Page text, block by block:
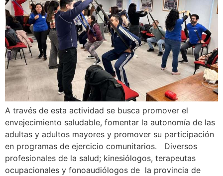
A través de esta actividad se busca promover el
envejecimiento saludable, fomentar la autonomía de las
adultas y adultos mayores y promover su participación
en programas de ejercicio comunitarios. Diversos
profesionales de la salud; kinesiólogos, terapeutas
ocupacionales y fonoaudiólogos de la provincia de